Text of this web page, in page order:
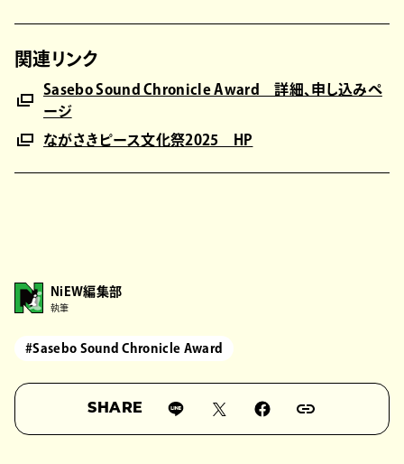
関連リンク
Sasebo Sound Chronicle Award 詳細、申し込みペ
ージ
ながさきピース文化祭2025 HP
NiEW編集部
執筆
#Sasebo Sound Chronicle Award
SHARE